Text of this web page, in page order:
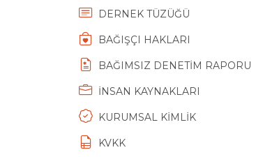
DERNEK TÜZÜĞÜ
BAĞIŞÇI HAKLARI
BAĞIMSIZ DENETİM RAPORU
İNSAN KAYNAKLARI
KURUMSAL KİMLİK
KVKK